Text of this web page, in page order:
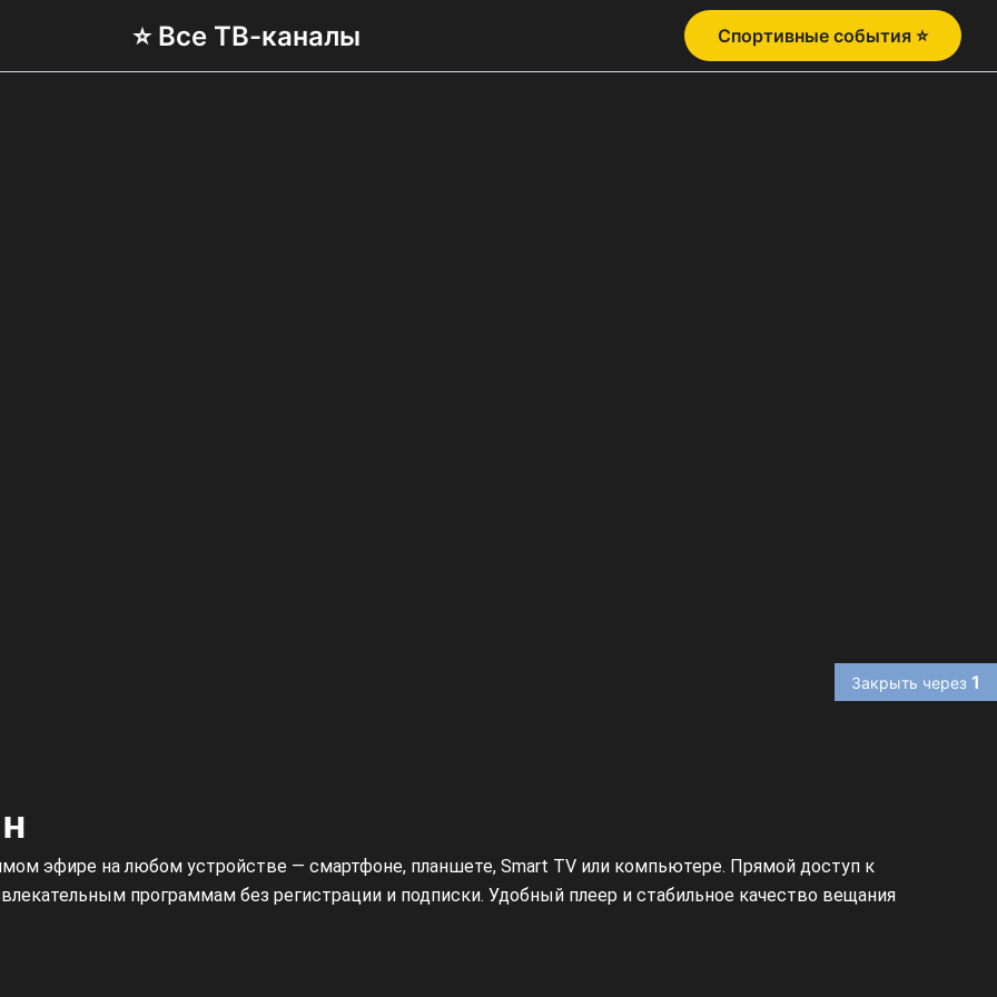
Закрыть через 1
⭐ Все ТВ-каналы Спортивные события ⭐
эфире на любом устройстве — смартфоне, планшете, Smart TV или компьютере. Прямой доступ к
программам без регистрации и подписки. Удобный плеер и стабильное качество вещания